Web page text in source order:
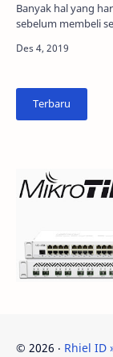
Banyak hal yang
sebelum membeli
sekarang ini
© 2026 ‧ Rhiel ID